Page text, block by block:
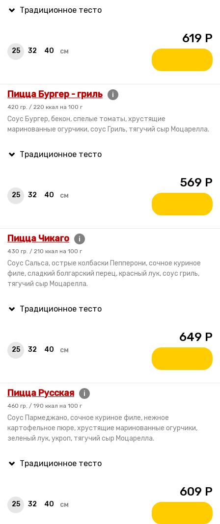
25 32 40 см
619 Р
Пицца Бургер - гриль i
420 гр. / 220 ккал на 100 г
Соус Бургер, бекон, спелые томаты, хрустящие
маринованные огурчики, соус Гриль, тягучий сыр Моцарелла.
25 32 40 см
569 Р
Пицца Чикаго i
430 гр. / 210 ккал на 100 г
Соус Сальса, острые колбаски Пепперони, сочное куриное
филе, сладкий болгарский перец, красный лук, соус гриль,
тягучий сыр Моцарелла.
25 32 40 см
649 Р
Пицца Русская i
460 гр. / 190 ккал на 100 г
Соус Пармеджано, сочное куриное филе, нежное
картофельное пюре, хрустящие маринованные огурчики,
зеленый лук, укроп, тягучий сыр Моцарелла.
25 32 40 см
609 Р